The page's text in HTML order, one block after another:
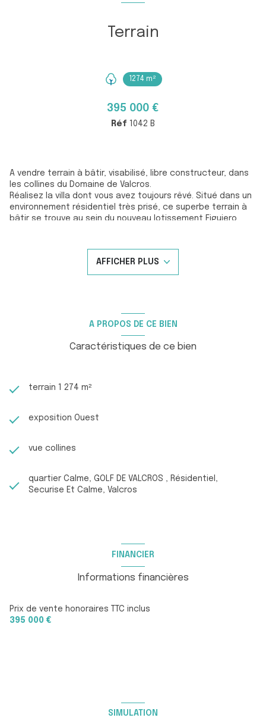
Terrain
1274 m²
395 000 €
Réf 1042 B
A vendre terrain à bâtir, visabilisé, libre constructeur, dans
les collines du Domaine de Valcros.
Réalisez la villa dont vous avez toujours rêvé. Situé dans un
environnement résidentiel très prisé, ce superbe terrain à
bâtir se trouve au sein du nouveau lotissement Figuiero
dominante qui lui offre une belle vue dégagée sur les
collines environnantes ainsi que sur le lac de Valcros. Son
Surface plancher maximum autorisée 250 m².
accueillir votre projet immobilier. Vous êtes libre de choisir le
projet et répondre à toutes vos interrogations.
AFFICHER PLUS
A PROPOS DE CE BIEN
Caractéristiques de ce bien
terrain 1 274 m²
exposition Ouest
vue collines
quartier Calme, GOLF DE VALCROS , Résidentiel,
Securise Et Calme, Valcros
FINANCIER
Informations financières
Prix de vente honoraires TTC inclus
395 000 €
SIMULATION